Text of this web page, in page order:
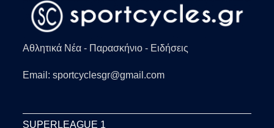
Αθλητικά Νέα - Παρασκήνιο - Ειδήσεις
Email: sportcyclesgr@gmail.com
SUPERLEAGUE 1